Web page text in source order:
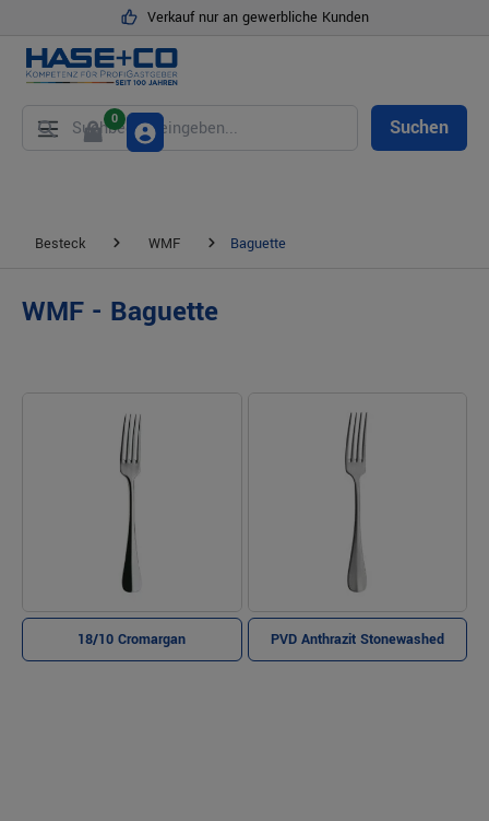
Verkauf nur an gewerbliche Kunden
Suchen
0
Besteck WMF Baguette
WMF - Baguette
18/10 Cromargan PVD Anthrazit Stonewashed